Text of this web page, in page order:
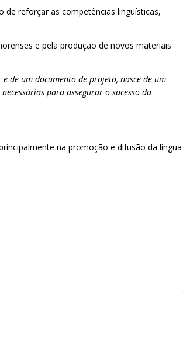
reforçar as competências linguísticas,
e pela produção de novos materiais
de um documento de projeto, nasce de um
para assegurar o sucesso da
na promoção e difusão da língua